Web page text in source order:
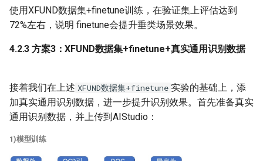
使用XFUND数据集+finetune训练，在验证集上评估达到
72%左右，说明 finetune会提升垂类场景效果。
4.2.3 方案3：XFUND数据集+finetune+真实通用识别数据
接着我们在上述 XFUND数据集+finetune 实验的基础上，添
加真实通用识别数据，进一步提升识别效果。首先准备真实
通用识别数据，并上传到AIStudio：
1)模型训练